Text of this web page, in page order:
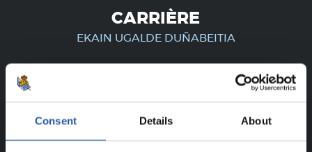
Consent Details About
CARRIÈRE
EKAIN UGALDE DUÑABEITIA
UTILISATEURS ENREGISTRÉS !